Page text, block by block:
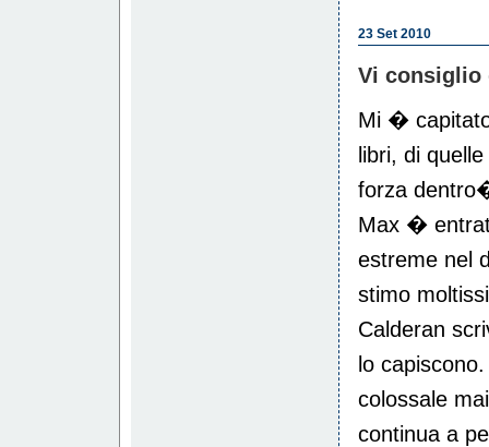
23 Set 2010
Vi consiglio
Mi �
libri, di
forza
Max �
estreme nel
stimo
Calderan
lo
colossale
continua a